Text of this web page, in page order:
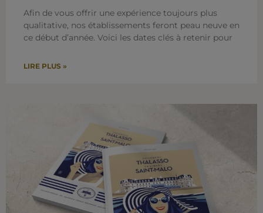
Afin de vous offrir une expérience toujours plus
qualitative, nos établissements feront peau neuve en
ce début d’année. Voici les dates clés à retenir pour
LIRE PLUS »